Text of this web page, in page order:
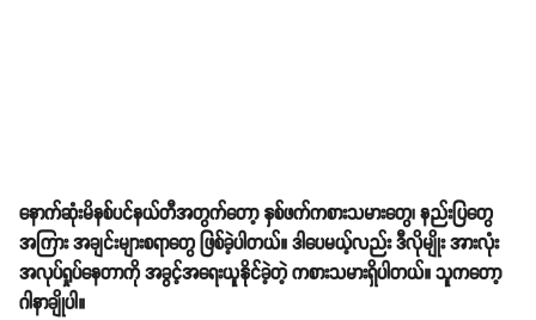
နောက်ဆုံးမိနစ်ပင်နယ်တီအတွက်တော့ နှစ်ဖက်ကစားသမားတွေ၊ နည်းပြတွေ
အကြား အချင်းများစရာတွေ ဖြစ်ခဲ့ပါတယ်။ ဒါပေမယ့်လည်း ဒီလိုမျိုး အားလုံး
အလုပ်ရှုပ်နေတာကို အခွင့်အရေးယူနိုင်ခဲ့တဲ့ ကစားသမားရှိပါတယ်။ သူကတော့ ​
ဂါနာချိုပါ။